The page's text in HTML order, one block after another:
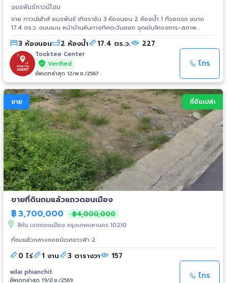
อมรพันธ์ทาวน์โฮม
ขาย ทาวน์เฮ้าส์ อมรพันธ์ เทิดราชัน 3 ห้องนอน 2 ห้องนํ้า 1 ที่จอดรถ ขนาด
17.4 ตร.ว. ถนนเมน หน้าบ้านหันทางทิศตะวันออก จุดเด่นโครงการ-สภาพ
แวดล้อม - โครงการได้รับการอนุญาตจัดสรรถูกต้อง - โครงการตั้งอยู่บนถนน
สายหลัก ได้แก่ ถนนสรงประภา - ถนนโครงการกว้าง 6 เมตร - มีระบบรักษา
ความปลอดภัย ,มีกล้องวงจรปิด - สภาพแวดล้อมดี สะอาด - ใกล้ฟิวเจอร์พาร์
ค รังสิต ,อเวนิว พลาซ่า ,โรบินสัน ศรีสมาน ,ตลาดนัดเมืองเอกพลาซ่า ,ตลาดสี่
มุมเมือง - ใกล้มหาวิทยาลัยรังสิต ,โรงเรียนพระหฤทัยดอนเมือง ,โรงเรียน
วิเทศกรุงเทพ ,โรงเรียนเจริญวิทย์ศึกษา - ใกล้โรงพยาบาลเวิลด์เมดิคอล ,โรง
พยาบาลวิภาวดี ,โรงพยาบาลมงกุฎวัฒนะ การเดินทาง - หน้าโครงการติดถนน
ใหญ่ - เข้า-ออกได้หลายเส้นทาง ได้แก่ ถนนสรงประภา ,ถนนวิภาวดี - ใกล้
โครงการรถไฟฟ้าสายสีแดง "สถานีดอนเมือง" - ใกล้จุดขึ้นทางด่วน "ศรีสมาน"
3 ห้องนอน 2 ห้องน้ำ 17.4 ตร.ว. 227
Tooktee Center
Verified
อัพเดทล่าสุด 12/พ.ย./2567
โทร
ขาย ที่ดินเปล่า
ขายที่ดินถมแล้วแถวดอนเมือง
฿3,700,000 ฿4,000,000
สีกัน เขตดอนเมือง กรุงเทพมหานคร 10210
ที่ถมแล้วกลางซอยนิเวศชาวฟ้า 2
0 ไร่ 1 งาน 3 ตารางวา 157
wilai phianchit
อัพเดทล่าสุด 19/มิ.ย./2569 โทร